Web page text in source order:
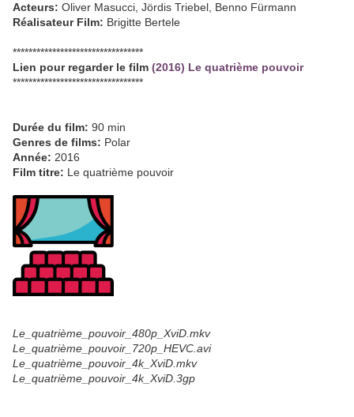
Acteurs: Oliver Masucci, Jördis Triebel, Benno Fürmann
Réalisateur Film: Brigitte Bertele
*********************************
Lien pour regarder le film (2016) Le quatrième pouvoir
*********************************
Durée du film: 90 min
Genres de films: Polar
Année: 2016
Film titre: Le quatrième pouvoir
Le_quatrième_pouvoir_480p_XviD.mkv
Le_quatrième_pouvoir_720p_HEVC.avi
Le_quatrième_pouvoir_4k_XviD.mkv
Le_quatrième_pouvoir_4k_XviD.3gp